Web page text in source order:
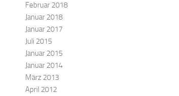
Februar 2018
Januar 2018
Januar 2017
Juli 2015
Januar 2015
Januar 2014
März 2013
April 2012